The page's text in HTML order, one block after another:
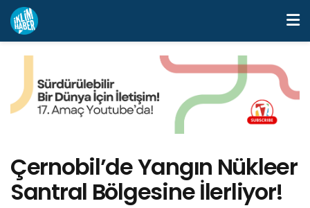
Çernobil’de Yangın Nükleer
Santral Bölgesine İlerliyor!